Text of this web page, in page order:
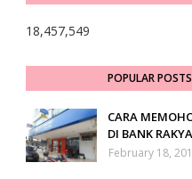
18,457,549
POPULAR
CARA
DI BANK
February 18,